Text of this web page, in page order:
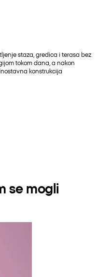
staza, gredica i terasa bez
tokom dana, a nakon
konstrukcija
se mogli